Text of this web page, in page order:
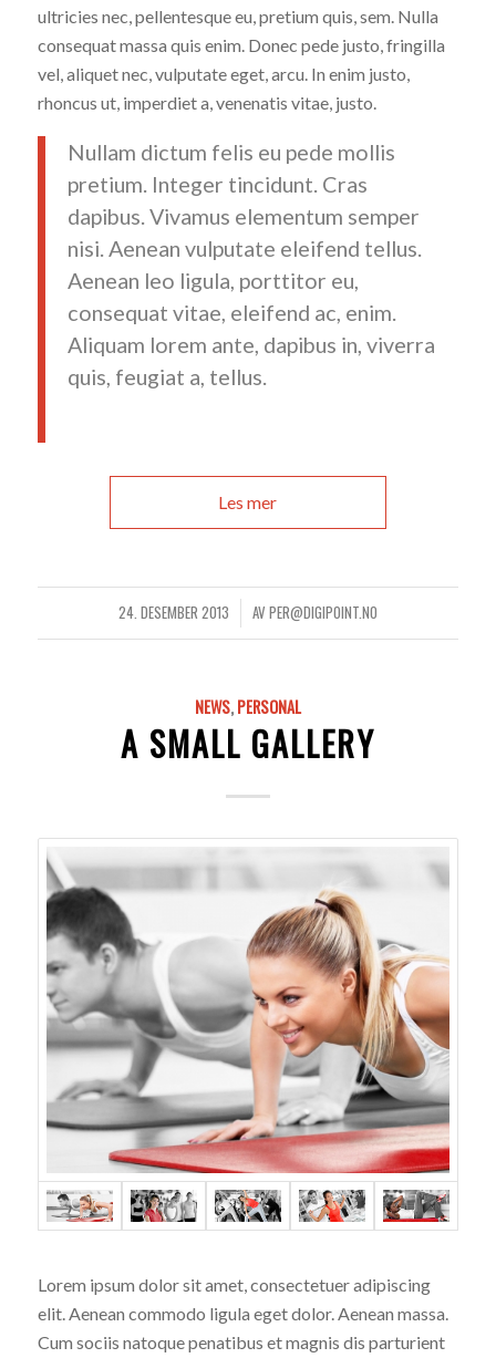
ultricies nec, pellentesque eu, pretium quis, sem. Nulla
consequat massa quis enim. Donec pede justo, fringilla
vel, aliquet nec, vulputate eget, arcu. In enim justo,
rhoncus ut, imperdiet a, venenatis vitae, justo.
Nullam dictum felis eu pede mollis
pretium. Integer tincidunt. Cras
dapibus. Vivamus elementum semper
nisi. Aenean vulputate eleifend tellus.
Aenean leo ligula, porttitor eu,
consequat vitae, eleifend ac, enim.
Aliquam lorem ante, dapibus in, viverra
quis, feugiat a, tellus.
Les mer
24. DESEMBER 2013
/ AV PER@DIGIPOINT.NO
NEWS,PERSONAL
A SMALL GALLERY
Lorem ipsum dolor sit amet, consectetuer adipiscing
elit. Aenean commodo ligula eget dolor. Aenean massa.
Cum sociis natoque penatibus et magnis dis parturient